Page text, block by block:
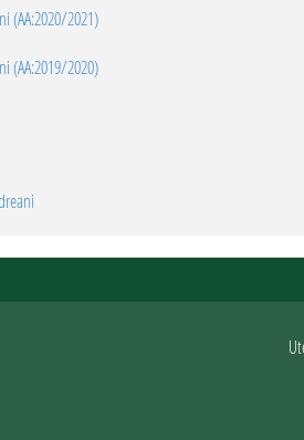
(AA:2020/2021)
(AA:2019/2020)